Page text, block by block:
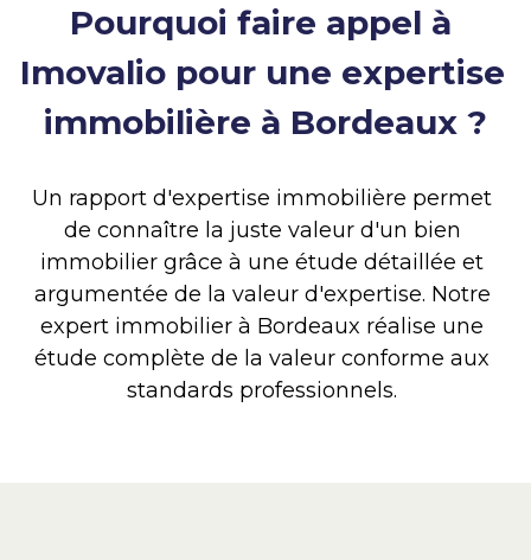
Pourquoi faire appel à
Imovalio pour une expertise
immobilière à Bordeaux ?
Un rapport d'expertise immobilière permet
de connaître la juste valeur d'un bien
immobilier grâce à une étude détaillée et
argumentée de la valeur d'expertise. Notre
expert immobilier à Bordeaux réalise une
étude complète de la valeur conforme aux
standards professionnels.